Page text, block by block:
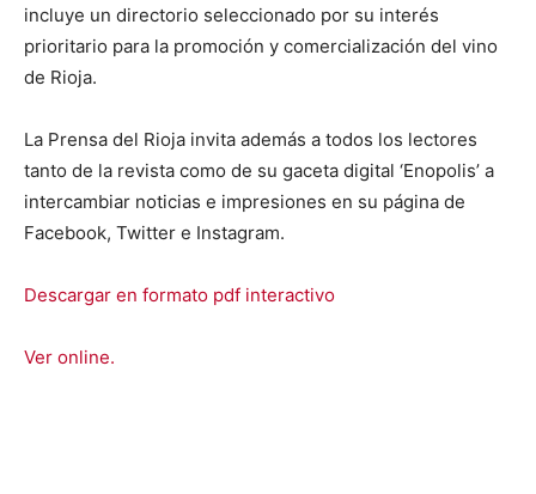
incluye un directorio seleccionado por su interés
prioritario para la promoción y comercialización del vino
de Rioja.
La Prensa del Rioja invita además a todos los lectores
tanto de la revista como de su gaceta digital ‘Enopolis’ a
intercambiar noticias e impresiones en su página de
Facebook, Twitter e Instagram.
Descargar en formato pdf interactivo
Ver online.